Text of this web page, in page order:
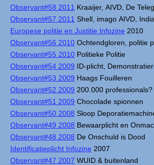
Observant#58 2011 Kraaijer, AIVD, De
Observant#57 2011 Shell, imago AIVD, India
Europese politie en Justitie Infozine 2010
Observant#56 2010 Ochtendgloren, politie
Observant#55 2010 Politieke Politie
Observant#54 2009 ID-plicht,
Observant#53 2009 Haags Fouilleren
Observant#52 2009 200.000 professionals?
Observant#51 2009 Chocolade spionnen
Observant#50 2008 Sloop
Observant#49 2008 Bewaarplicht en
Observant#48 2008 De Onschuld is Dood
Identificatieplicht Infozine 2007
Observant#47 2007 WUID & buitenland